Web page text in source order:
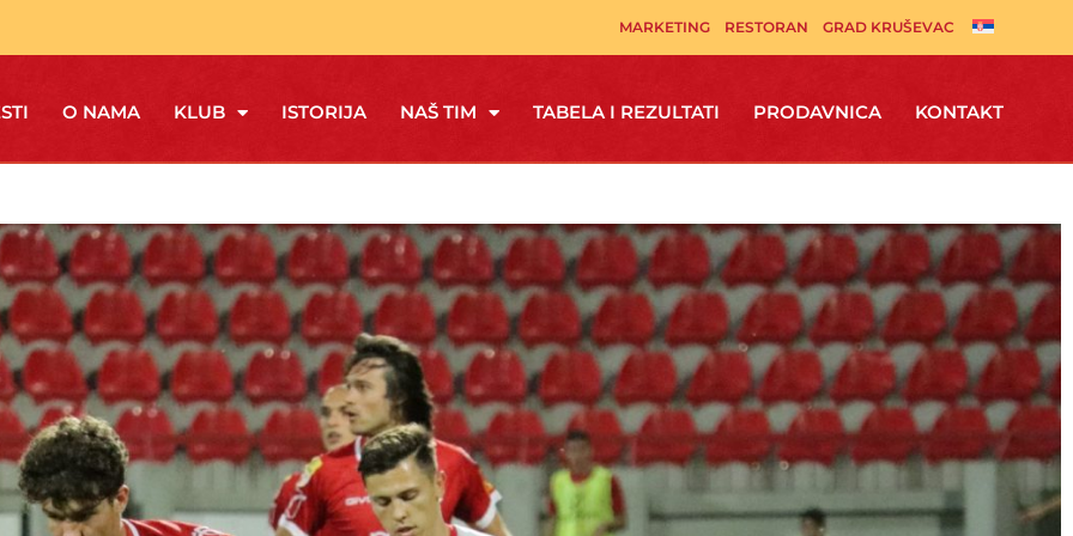
MARKETING RESTORAN GRAD KRUŠEVAC
O NAMA KLUB ISTORIJA NAŠ TIM TABELA I REZULTATI PRODAVNICA KONTAKT